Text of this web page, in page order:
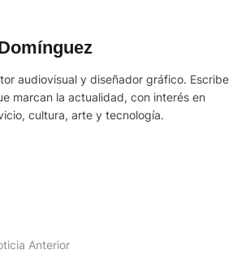
audiovisual y diseñador gráfico. Escribe
marcan la actualidad, con interés en
cultura, arte y tecnología.
Anterior